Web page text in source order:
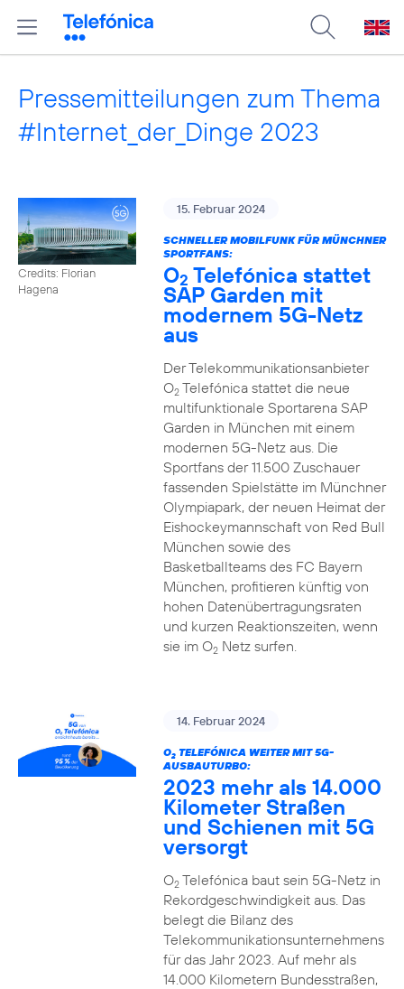
Pressemitteilungen zum Thema
#Internet_der_Dinge 2023
Credits: Florian
Hagena
15. Februar 2024
SCHNELLER MOBILFUNK FÜR MÜNCHNER
SPORTFANS:
O2 Telefónica stattet
SAP Garden mit
modernem 5G-Netz
aus
Der Telekommunikationsanbieter
O2Telefónica stattet die neue
multifunktionale Sportarena SAP
Garden in München mit einem
modernen 5G-Netz aus. Die
Sportfans der 11.500 Zuschauer
fassenden Spielstätte im Münchner
Olympiapark, der neuen Heimat der
Eishockeymannschaft von Red Bull
München sowie des
Basketballteams des FC Bayern
München, profitieren künftig von
hohen Datenübertragungsraten
und kurzen Reaktionszeiten, wenn
sie im O2Netz surfen.
14. Februar 2024
O2TELEFÓNICA WEITER MIT 5G-
AUSBAUTURBO:
2023 mehr als 14.000
Kilometer Straßen
und Schienen mit 5G
versorgt
O2Telefónica baut sein 5G-Netz in
Rekordgeschwindigkeit aus. Das
belegt die Bilanz des
Telekommunikationsunternehmens
für das Jahr 2023. Auf mehr als
14.000 Kilometern Bundesstraßen,